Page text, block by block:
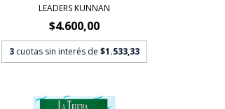
LEADERS KUNNAN
$4.600,00
3 cuotas sin interés de$1.533,33